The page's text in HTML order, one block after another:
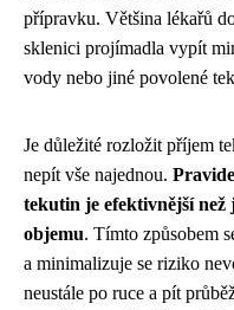
přípravku. Většina lékařů
sklenici projímadla vypít
vody nebo jiné povolené
Je důležité rozložit příjem
nepít vše najednou.
tekutin je efektivnější než
objemu. Tímto způsobem
a minimalizuje se riziko
neustále po ruce a pít